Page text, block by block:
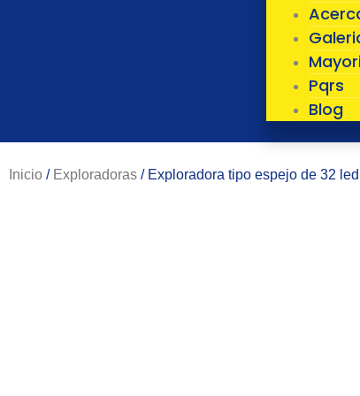
Pqrs
Blog
Inicio / Exploradoras / Exploradora tipo espejo de 32 led